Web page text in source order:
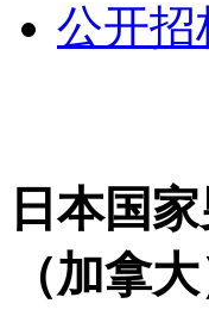
公开招
日本国
（加拿